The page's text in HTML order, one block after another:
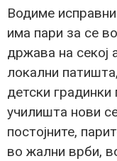
Водиме
има пари за се
држава на секој
локални
детски градинки
училишта нови
постојните,
во жални врби,